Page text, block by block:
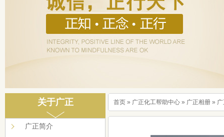
关于广正
广正简介
首页 » 广正化工帮助中心 » 广正相册 »